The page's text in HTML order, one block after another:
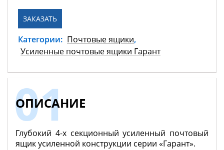
ЗАКАЗАТЬ
Категории: Почтовые ящики,
Усиленные почтовые ящики Гарант
ОПИСАНИЕ
Глубокий 4-х секционный усиленный почтовый
ящик усиленной конструкции серии «Гарант».